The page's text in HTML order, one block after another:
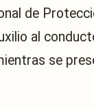
de
al
se